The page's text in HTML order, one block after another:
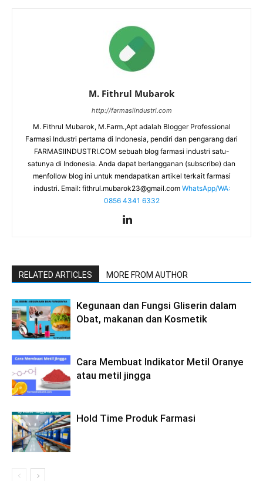
M. Fithrul Mubarok
http://farmasiindustri.com
M. Fithrul Mubarok, M.Farm.,Apt adalah Blogger Professional
Farmasi Industri pertama di Indonesia, pendiri dan pengarang dari
FARMASIINDUSTRI.COM sebuah blog farmasi industri satu-
satunya di Indonesia. Anda dapat berlangganan (subscribe) dan
menfollow blog ini untuk mendapatkan artikel terkait farmasi
industri. Email: fithrul.mubarok23@gmail.com WhatsApp/WA:
0856 4341 6332
RELATED ARTICLES MORE FROM AUTHOR
Kegunaan dan Fungsi Gliserin dalam
Obat, makanan dan Kosmetik
Cara Membuat Indikator Metil Oranye
atau metil jingga
Hold Time Produk Farmasi